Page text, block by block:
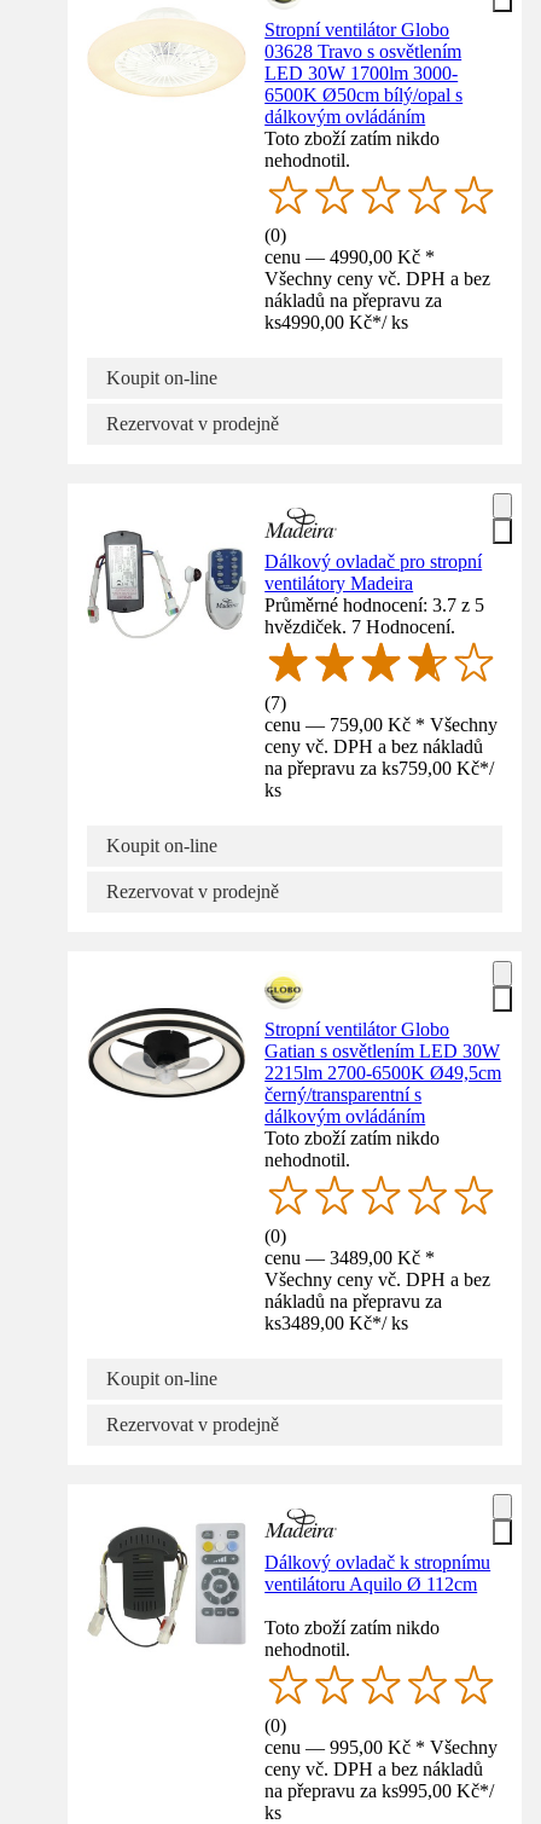
Stropní ventilátor Globo
03628 Travo s osvětlením
LED 30W 1700lm 3000-
6500K Ø50cm bílý/opal s
dálkovým ovládáním
Toto zboží zatím nikdo
nehodnotil.
(0)
cenu — 4990,00 Kč *
Všechny ceny vč. DPH a bez
nákladů na přepravu za
ks4990,00 Kč*/ ks
Koupit on-line
Rezervovat v prodejně
Dálkový ovladač pro stropní
ventilátory Madeira
Průměrné hodnocení: 3.7 z 5
hvězdiček. 7 Hodnocení.
(7)
cenu — 759,00 Kč * Všechny
ceny vč. DPH a bez nákladů
na přepravu za ks759,00 Kč*/
ks
Koupit on-line
Rezervovat v prodejně
Stropní ventilátor Globo
Gatian s osvětlením LED 30W
2215lm 2700-6500K Ø49,5cm
černý/transparentní s
dálkovým ovládáním
Toto zboží zatím nikdo
nehodnotil.
(0)
cenu — 3489,00 Kč *
Všechny ceny vč. DPH a bez
nákladů na přepravu za
ks3489,00 Kč*/ ks
Koupit on-line
Rezervovat v prodejně
Dálkový ovladač k stropnímu
ventilátoru Aquilo Ø 112cm
Toto zboží zatím nikdo
nehodnotil.
(0)
cenu — 995,00 Kč * Všechny
ceny vč. DPH a bez nákladů
na přepravu za ks995,00 Kč*/
ks